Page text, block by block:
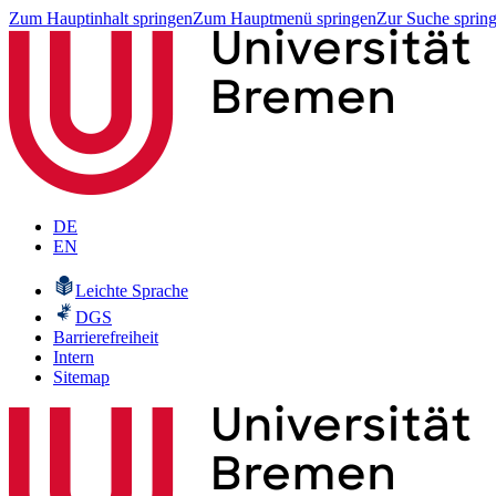
Zum Hauptinhalt springenZum Hauptmenü springenZur Suche
DE
EN
Leichte Sprache
DGS
Barrierefreiheit
Intern
Sitemap